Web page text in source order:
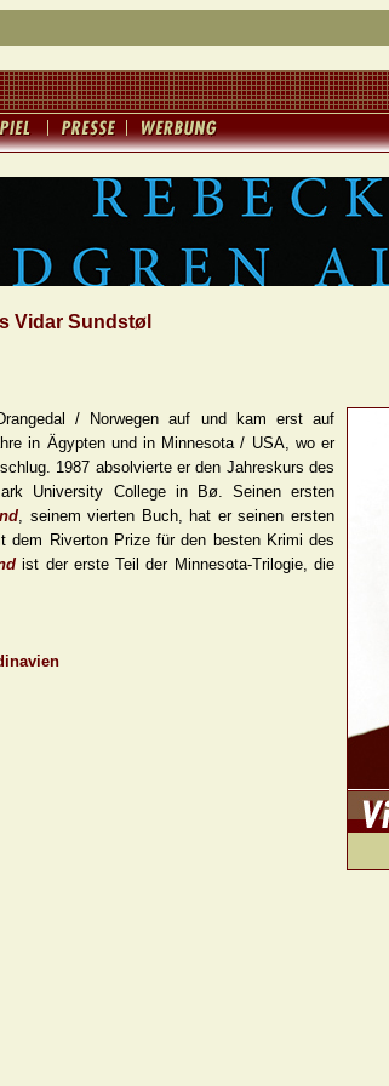
Vidar Sundstøl
/ Norwegen auf und kam erst auf
in Ägypten und in Minnesota / USA, wo er
1987 absolvierte er den Jahreskurs des
University College in Bø. Seinen ersten
, seinem vierten Buch, hat er seinen ersten
dem Riverton Prize für den besten Krimi des
ist der erste Teil der Minnesota-Trilogie, die